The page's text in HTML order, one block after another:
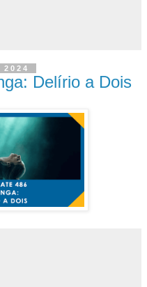
Delírio a Dois